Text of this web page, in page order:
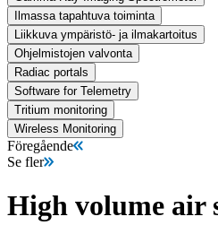
Ilmassa tapahtuva toiminta
Liikkuva ympäristö- ja ilmakartoitus
Ohjelmistojen valvonta
Radiac portals
Software for Telemetry
Tritium monitoring
Wireless Monitoring
Föregående
Se fler
High volume air